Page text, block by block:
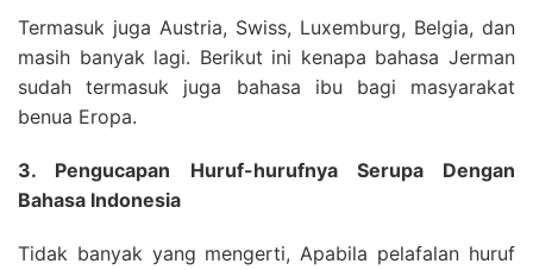
Termasuk juga Austria, Swiss, Luxemburg, Belgia, dan
masih banyak lagi. Berikut ini kenapa bahasa Jerman
sudah termasuk juga bahasa ibu bagi masyarakat
benua Eropa.
3. Pengucapan Huruf-hurufnya Serupa Dengan
Bahasa Indonesia
Tidak banyak yang mengerti, Apabila pelafalan huruf